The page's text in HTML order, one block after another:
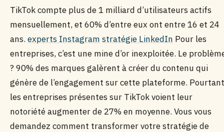
TikTok compte plus de 1 milliard d’utilisateurs actifs
mensuellement, et 60% d’entre eux ont entre 16 et 24
ans. experts Instagram stratégie LinkedIn Pour les
entreprises, c’est une mine d’or inexploitée. Le
? 90% des marques galèrent à créer du contenu qui
génère de l’engagement sur cette plateforme.
les entreprises présentes sur TikTok voient leur
notoriété augmenter de 27% en moyenne. Vous vous
demandez comment transformer votre stratégie de